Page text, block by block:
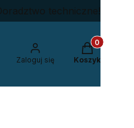
techniczne!
Zaloguj się
Produkty w
Koszyk